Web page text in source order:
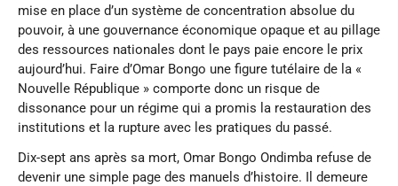
mise en place d’un système de concentration absolue du
pouvoir, à une gouvernance économique opaque et au pillage
des ressources nationales dont le pays paie encore le prix
aujourd’hui. Faire d’Omar Bongo une figure tutélaire de la «
Nouvelle République » comporte donc un risque de
dissonance pour un régime qui a promis la restauration des
institutions et la rupture avec les pratiques du passé.
Dix-sept ans après sa mort, Omar Bongo Ondimba refuse de
devenir une simple page des manuels d’histoire. Il demeure